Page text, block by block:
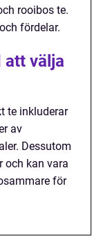
rooibos te.
fördelar.
att välja
te inkluderar
av
Dessutom
och kan vara
för